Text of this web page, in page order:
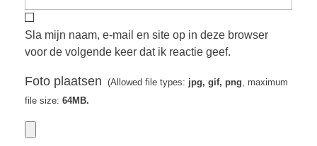
Sla mijn naam, e-mail en site op in deze browser
voor de volgende keer dat ik reactie geef.
Foto plaatsen (Allowed file types: jpg, gif, png, maximum
file size: 64MB.